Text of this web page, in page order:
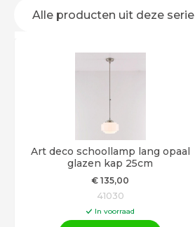
Alle producten uit deze serie
Art deco schoollamp lang opaal
glazen kap 25cm
€ 135,00
41030
In voorraad